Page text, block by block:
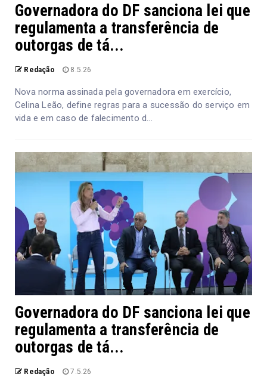
Governadora do DF sanciona lei que
regulamenta a transferência de
outorgas de tá...
Redação 8.5.26
Nova norma assinada pela governadora em exercício,
Celina Leão, define regras para a sucessão do serviço em
vida e em caso de falecimento d...
Governadora do DF sanciona lei que
regulamenta a transferência de
outorgas de tá...
Redação 7.5.26